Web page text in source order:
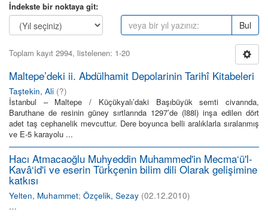
İndekste bir noktaya git:
Bul
Toplam kayıt 2994, listelenen: 1-20
Maltepe’deki ii. Abdülhamit Depolarinin Tarihî Kitabeleri
Taştekin, Ali (?)
İstanbul – Maltepe / Küçükyalı’daki Başıbüyük semti civarında,
Baruthane de resinin güney sırtlarında 1297’de (l88l) inşa edilen dört
adet taş cephanelik mevcuttur. Dere boyunca belli aralıklarla sıralanmış
ve E-5 karayolu ...
Hacı Atmacaoğlu Muhyeddin Muhammed'in Mecma‘ü'l-
Kavâ‘id'i ve eserin Türkçenin bilim dili Olarak gelişimine
katkısı
Yelten, Muhammet; Özçelik, Sezay (02.12.2010)
…